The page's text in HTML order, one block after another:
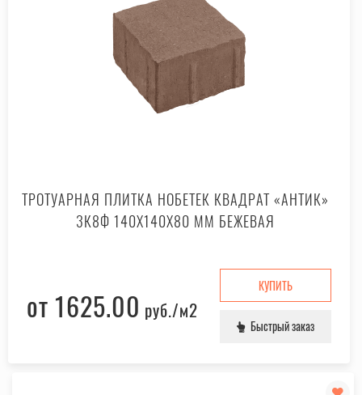
ТРОТУАРНАЯ ПЛИТКА НОБЕТЕК КВАДРАТ «АНТИК»
3К8Ф 140X140X80 ММ БЕЖЕВАЯ
от 1625.00 руб./м2
КУПИТЬ
Быстрый заказ